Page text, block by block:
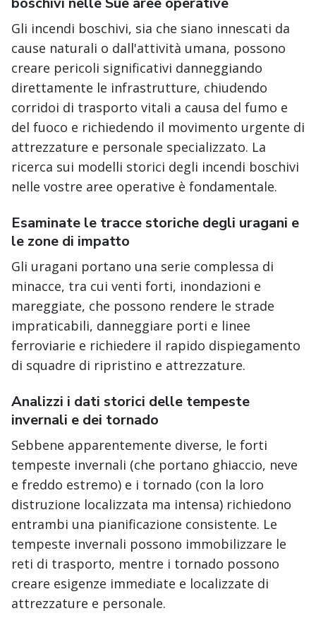
Gli incendi boschivi, sia che siano innescati da
cause naturali o dall'attività umana, possono
creare pericoli significativi danneggiando
direttamente le infrastrutture, chiudendo
corridoi di trasporto vitali a causa del fumo e
del fuoco e richiedendo il movimento urgente di
attrezzature e personale specializzato. La
ricerca sui modelli storici degli incendi boschivi
nelle vostre aree operative è fondamentale.
Esaminate le tracce storiche degli uragani e
le zone di impatto
Gli uragani portano una serie complessa di
minacce, tra cui venti forti, inondazioni e
mareggiate, che possono rendere le strade
impraticabili, danneggiare porti e linee
ferroviarie e richiedere il rapido dispiegamento
di squadre di ripristino e attrezzature.
Analizzi i dati storici delle tempeste
invernali e dei tornado
Sebbene apparentemente diverse, le forti
tempeste invernali (che portano ghiaccio, neve
e freddo estremo) e i tornado (con la loro
distruzione localizzata ma intensa) richiedono
entrambi una pianificazione consistente. Le
tempeste invernali possono immobilizzare le
reti di trasporto, mentre i tornado possono
creare esigenze immediate e localizzate di
attrezzature e personale.